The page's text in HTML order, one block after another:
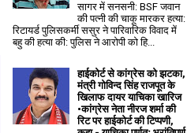
सागर में सनसनी: BSF जवान
की पत्नी की चाकू मारकर हत्या:
रिटायर्ड पुलिसकर्मी ससुर ने पारिवारिक विवाद में
बहु की हत्या की: पुलिस ने आरोपी को हि...
हाईकोर्ट से कांग्रेस को झटका,
मंत्री गोविन्द सिंह राजपूत के
खिलाफ दायर याचिका खारिज
•कांग्रेस नेता नीरज शर्मा की
रिट पर हाईकोर्ट की टिप्पणी,